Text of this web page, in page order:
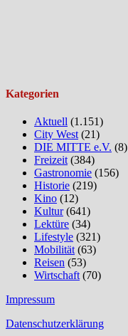
Kategorien
Aktuell (1.151)
City West (21)
DIE MITTE e.V. (8)
Freizeit (384)
Gastronomie (156)
Historie (219)
Kino (12)
Kultur(641)
Lektüre (34)
Lifestyle (321)
Mobilität (63)
Reisen (53)
Wirtschaft (70)
Impressum
Datenschutzerklärung